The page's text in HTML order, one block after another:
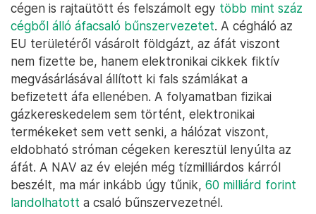
cégen is rajtaütött és felszámolt egy több mint száz
cégből álló áfacsaló bűnszervezetet. A cégháló az
EU területéről vásárolt földgázt, az áfát viszont
nem fizette be, hanem elektronikai cikkek fiktív
megvásárlásával állított ki fals számlákat a
befizetett áfa ellenében. A folyamatban fizikai
gázkereskedelem sem történt, elektronikai
termékeket sem vett senki, a hálózat viszont,
eldobható stróman cégeken keresztül lenyúlta az
áfát. A NAV az év elején még tízmilliárdos kárról
beszélt, ma már inkább úgy tűnik, 60 milliárd forint
landolhatott a csaló bűnszervezetnél.